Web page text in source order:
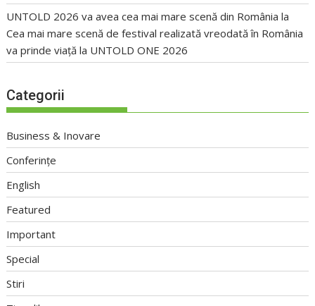
UNTOLD 2026 va avea cea mai mare scenă din România la
Cea mai mare scenă de festival realizată vreodată în România
va prinde viață la UNTOLD ONE 2026
Categorii
Business & Inovare
Conferințe
English
Featured
Important
Special
Stiri